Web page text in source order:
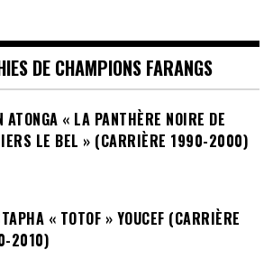
DE CHAMPIONS FARANGS
ATONGA « LA PANTHÈRE NOIRE DE
LE BEL » (CARRIÈRE 1990-2000)
« TOTOF » YOUCEF (CARRIÈRE
2010)